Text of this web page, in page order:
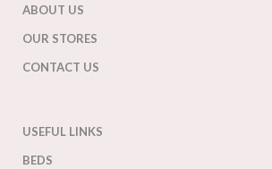
ABOUT US
OUR STORES
CONTACT US
USEFUL LINKS
BEDS